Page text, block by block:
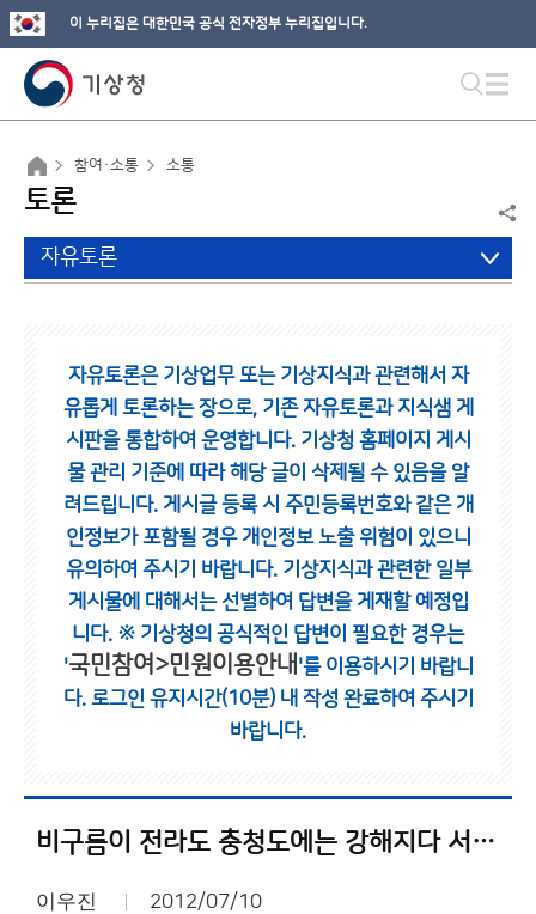
이 누리집은 대한민국 공식 전자정부 누리집입니다.
참여·소통 소통
토론
자유토론
자유토론은 기상업무 또는 기상지식과 관련해서 자
유롭게 토론하는 장으로, 기존 자유토론과 지식샘 게
시판을 통합하여 운영합니다. 기상청 홈페이지 게시
물 관리 기준에 따라 해당 글이 삭제될 수 있음을 알
려드립니다. 게시글 등록 시 주민등록번호와 같은 개
인정보가 포함될 경우 개인정보 노출 위험이 있으니
유의하여 주시기 바랍니다. 기상지식과 관련한 일부
게시물에 대해서는 선별하여 답변을 게재할 예정입
니다. ※ 기상청의 공식적인 답변이 필요한 경우는
'국민참여>민원이용안내 '를 이용하시기 바랍니
다. 로그인 유지시간(10분) 내 작성 완료하여 주시기
바랍니다.
비구름이 전라도 충청도에는 강해지다 서울 경기도쪽 엔 약해짐
이우진 2012/07/10